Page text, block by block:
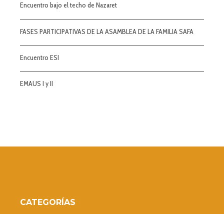
Encuentro bajo el techo de Nazaret
FASES PARTICIPATIVAS DE LA ASAMBLEA DE LA FAMILIA SAFA
Encuentro ESI
EMAUS I y II
CATEGORÍAS